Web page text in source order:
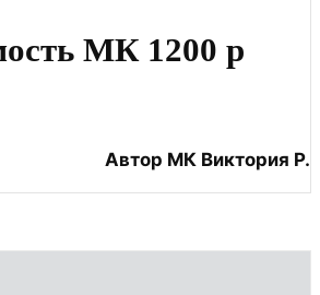
МК 1200 р
Автор МК Виктория Р.